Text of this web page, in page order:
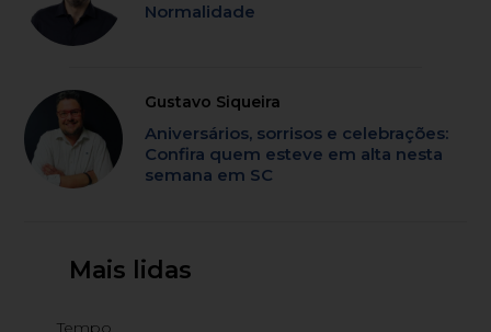
Normalidade
Gustavo Siqueira
Aniversários, sorrisos e celebrações:
Confira quem esteve em alta nesta
semana em SC
Mais lidas
Tempo